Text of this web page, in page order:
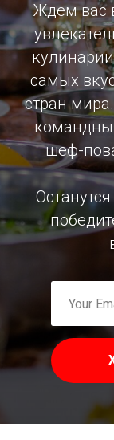
Ждем вас
самых
стран
шеф-